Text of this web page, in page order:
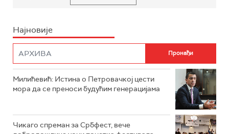
Најновије
Милићевић: Истина о Петровачкој цести
мора да се преноси будућим генерацијама
Чикаго спреман за Србфест, вече